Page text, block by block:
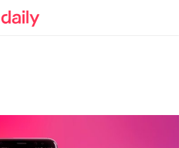
Blog ufficiale di Kaspersky